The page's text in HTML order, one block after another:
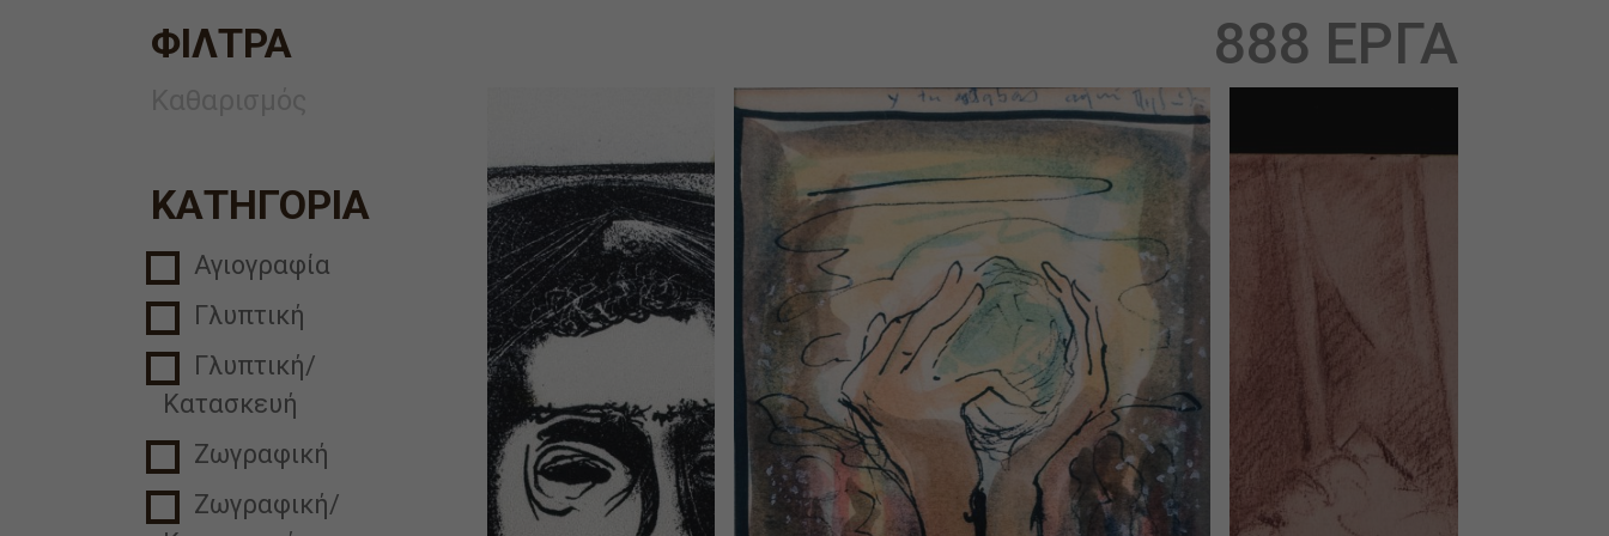
ΦΙΛΤΡΑ
ΚΑΤΗΓΟΡΙΑ
Αγιογραφία
Γλυπτική
Γλυπτική/
Κατασκευή
Ζωγραφική
Ζωγραφική/
888 ΕΡΓΑ